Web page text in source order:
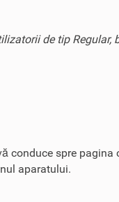
de tip Regular,
conduce spre
aparatului.